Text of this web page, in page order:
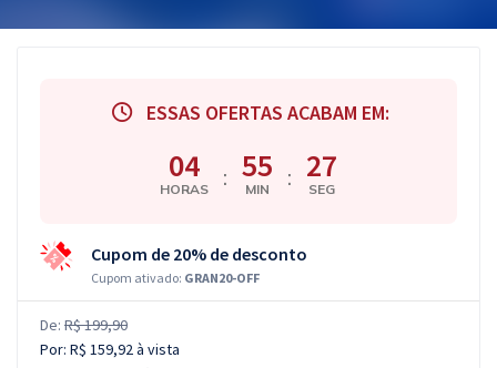
ESSAS OFERTAS ACABAM EM:
04
HORAS : 55
MIN : 26
SEG
Cupom de 20% de desconto
Cupom ativado: GRAN20-OFF
De: R$ 199,90
Por: R$ 159,92à vista